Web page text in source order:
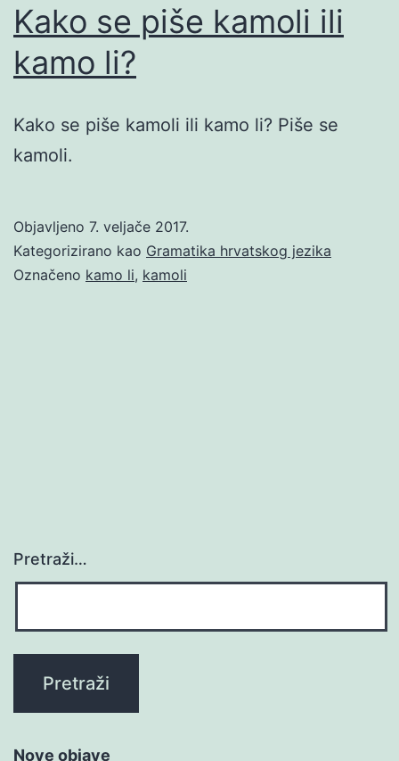
Kako se piše kamoli ili
kamo li?
Kako se piše kamoli ili kamo li? Piše se
kamoli.
Objavljeno 7. veljače 2017.
Kategorizirano kao Gramatika hrvatskog jezika
Označeno kamo li, kamoli
Pretraži…
Nove objave